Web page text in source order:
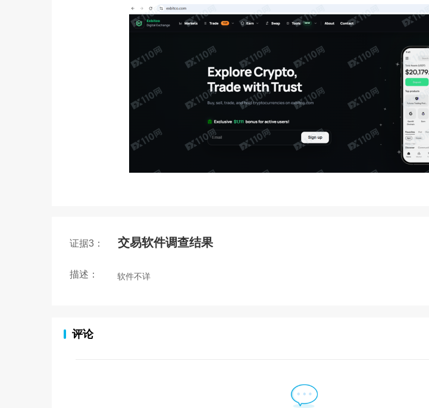
证据3： 交易软件调查结果
描述： 软件不详
评论